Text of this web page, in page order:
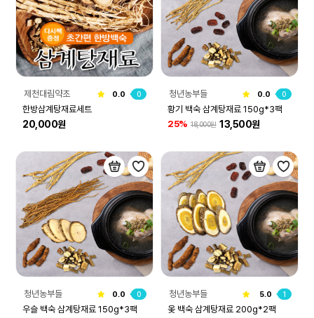
제천대림약초 0.0 0
한방삼계탕재료세트
20,000원
청년농부들 0.0 0
황기 백숙 삼계탕재료 150g*3팩
25% 18,000원 13,500원
청년농부들 0.0 0
우슬 백숙 삼계탕재료 150g*3팩
청년농부들 5.0 1
옻 백숙 삼계탕재료 200g*2팩